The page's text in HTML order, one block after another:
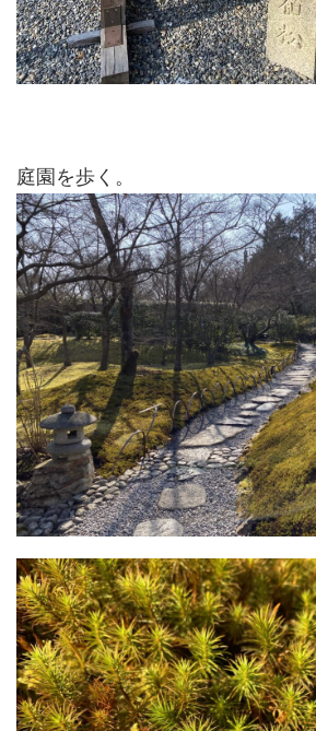
庭園を歩く。